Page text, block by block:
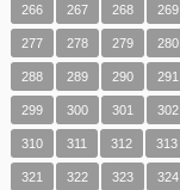
266 267 268 269
277 278 279 280
288 289 290 291
299 300 301 302
310 311 312 313
321 322 323 324